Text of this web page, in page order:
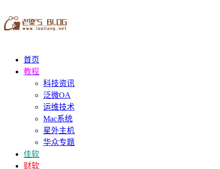
首页
教程
科技资讯
泛微OA
运维技术
Mac系统
星外主机
华众专题
佳软
财软